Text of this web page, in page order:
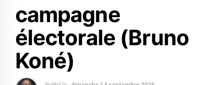
campagne
électorale (Bruno
Koné)